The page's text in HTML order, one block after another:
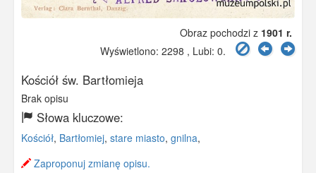
Obraz pochodzi z 1901 r.
Wyświetlono: 2298 , Lubi: 0.
Kościół św. Bartłomieja
Brak opisu
Słowa kluczowe:
Kościół, Bartłomiej, stare miasto, gnilna,
Zaproponuj zmianę opisu.